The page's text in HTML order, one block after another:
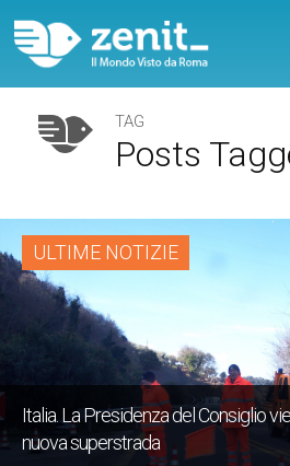
TAG
Posts
ULTIME NOTIZIE
Italia. La Presidenza del Consiglio
nuova superstrada